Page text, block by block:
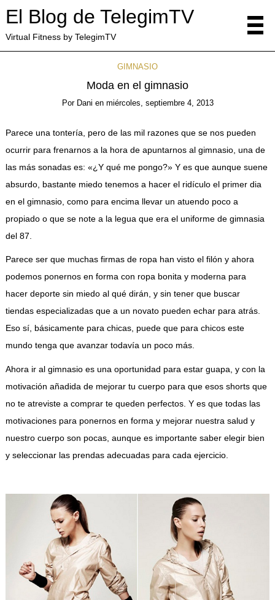
El Blog de TelegimTV
Virtual Fitness by TelegimTV
GIMNASIO
Moda en el gimnasio
Por Dani en miércoles, septiembre 4, 2013
Parece una tontería, pero de las mil razones que se nos pueden
ocurrir para frenarnos a la hora de apuntarnos al gimnasio, una de
las más sonadas es: «¿Y qué me pongo?» Y es que aunque suene
absurdo, bastante miedo tenemos a hacer el ridículo el primer dia
en el gimnasio, como para encima llevar un atuendo poco a
propiado o que se note a la legua que era el uniforme de gimnasia
del 87.
Parece ser que muchas firmas de ropa han visto el filón y ahora
podemos ponernos en forma con ropa bonita y moderna para
hacer deporte sin miedo al qué dirán, y sin tener que buscar
tiendas especializadas que a un novato pueden echar para atrás.
Eso sí, básicamente para chicas, puede que para chicos este
mundo tenga que avanzar todavía un poco más.
Ahora ir al gimnasio es una oportunidad para estar guapa, y con la
motivación añadida de mejorar tu cuerpo para que esos shorts que
no te atreviste a comprar te queden perfectos. Y es que todas las
motivaciones para ponernos en forma y mejorar nuestra salud y
nuestro cuerpo son pocas, aunque es importante saber elegir bien
y seleccionar las prendas adecuadas para cada ejercicio.